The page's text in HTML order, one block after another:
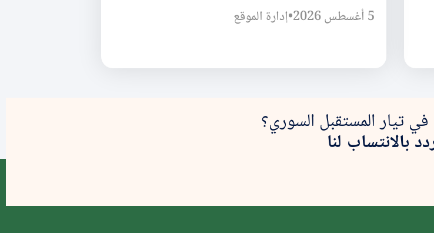
5 أغسطس 2026
•إدارة الموقع
تيار المستقبل السوري؟
بالانتساب لنا